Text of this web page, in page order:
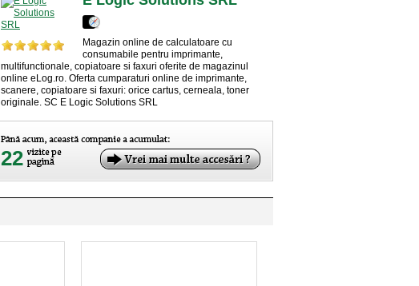
Magazin online de calculatoare cu
consumabile pentru imprimante,
multifunctionale, copiatoare si faxuri oferite de magazinul
online eLog.ro. Oferta cumparaturi online de imprimante,
scanere, copiatoare si faxuri: orice cartus, cerneala, toner
originale. SC E Logic Solutions SRL
22